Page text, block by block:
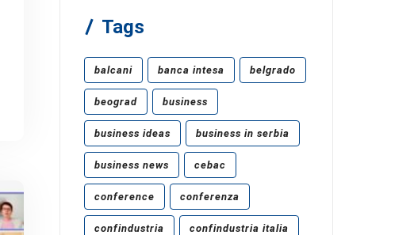
Tags
balcani banca intesa belgrado
beograd business
business ideas business in serbia
business news cebac
conference conferenza
confindustria confindustria italia